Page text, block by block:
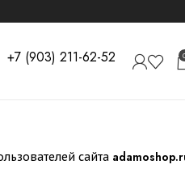
+7 (903) 211-62-52
сайта